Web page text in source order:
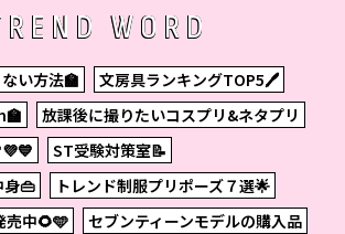
WORD
い方法🏫
文房具ランキングTOP5🖊
放課後に撮りたいコスプリ&ネタプリ
ST受験対策室📝
身👜
トレンド制服プリポーズ７選🌟
中🌻🩵
セブンティーンモデルの購入品